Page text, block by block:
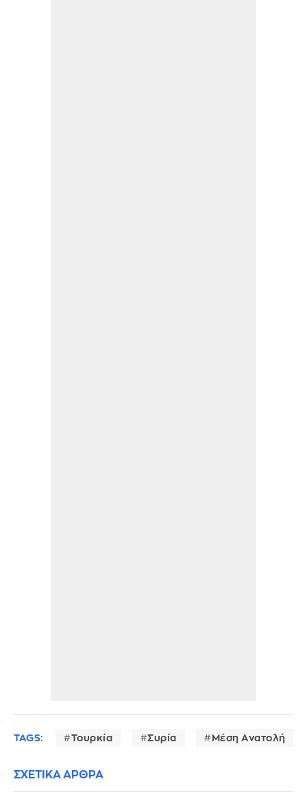
TAGS: Τουρκία Συρία Μέση Ανατολή
ΣΧΕΤΙΚΑ ΑΡΘΡΑ